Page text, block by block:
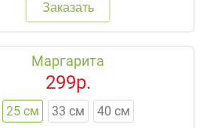
Заказать
Маргарита
25 см 33 см 40 см
299р.